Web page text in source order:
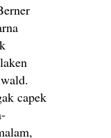
capek